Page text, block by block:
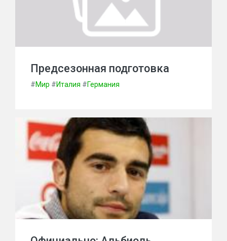
Предсезонная подготовка
#Мир #Италия #Германия